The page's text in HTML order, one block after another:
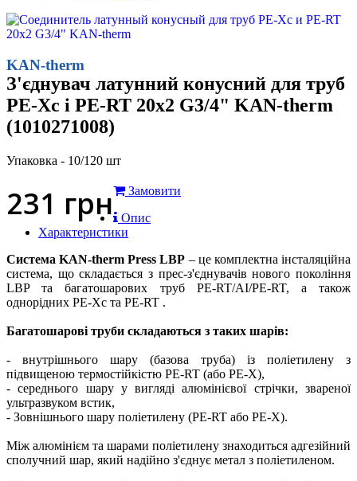
KAN-therm
З'єднувач латунний конусний для труб
PE-Xc і PE-RT 20x2 G3/4" KAN-therm
(1010271008)
Упаковка - 10/120 шт
231 грн
Замовити
Опис
Характеристики
Система KAN-therm Press LBP – це комплектна інсталяційна
система, що складається з прес-з'єднувачів нового покоління
LBP та багатошарових труб PE-RT/AI/PE-RT, а також
однорідних PE-Xc та PE-RT .
Багатошарові труби складаються з таких шарів:
- внутрішнього шару (базова труба) із поліетилену з
підвищеною термостійкістю PE-RT (або PE-X),
- середнього шару у вигляді алюмінієвої стрічки, звареної
ультразвуком встик,
- Зовнішнього шару поліетилену (PE-RT або PE-X).
Між алюмінієм та шарами поліетилену знаходиться адгезійний
сполучний шар, який надійно з'єднує метал з поліетиленом.